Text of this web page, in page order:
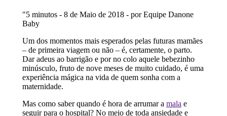
"5 minutos - 8 de Maio de 2018 - por Equipe Danone
Baby
Um dos momentos mais esperados pelas futuras mamães
– de primeira viagem ou não – é, certamente, o parto.
Dar adeus ao barrigão e por no colo aquele bebezinho
minúsculo, fruto de nove meses de muito cuidado, é uma
experiência mágica na vida de quem sonha com a
maternidade.
Mas como saber quando é hora de arrumar a mala e
seguir para o hospital? No meio de toda ansiedade e